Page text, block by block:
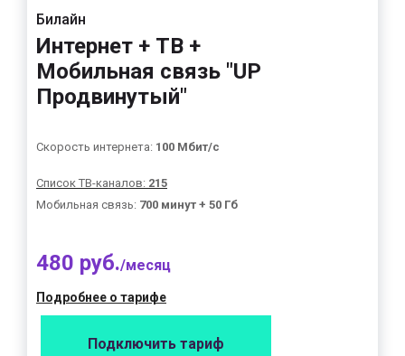
Билайн
Интернет + ТВ +
Мобильная связь "UP
Продвинутый"
Скорость интернета: 100 Мбит/с
Список ТВ-каналов: 215
Мобильная связь: 700 минут + 50 Гб
480 руб./месяц
Подробнее о тарифе
Подключить тариф